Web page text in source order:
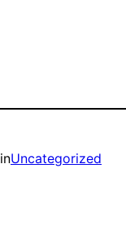
inUncategorized